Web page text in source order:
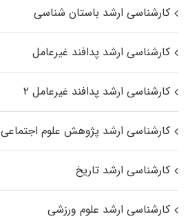
کارشناسی ارشد باستان شناسی
کارشناسی ارشد پدافند غیرعامل
کارشناسی ارشد پدافند غیرعامل ۲
کارشناسی ارشد پژوهش علوم اجتماعی
کارشناسی ارشد تاریخ
کارشناسی ارشد علوم ورزشی